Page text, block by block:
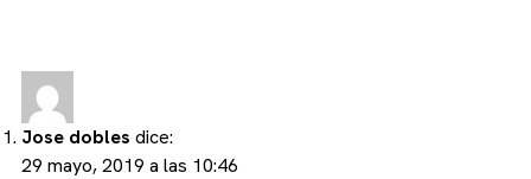
Jose dobles dice:
29 mayo, 2019 a las 10:46